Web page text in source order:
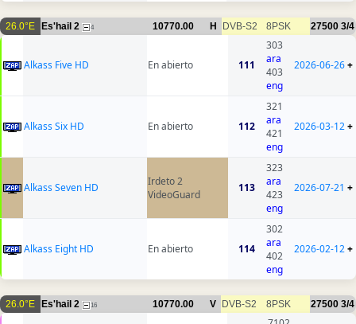
26.0°E Es'hail 2 4 10770.00 H DVB-S2 8PSK 27500 3/4
Alkass Five HD En abierto 111
303
ara
403
eng
2026-06-26+
Alkass Six HD En abierto 112
321
ara
421
eng
2026-03-12+
Alkass Seven HD
Irdeto 2
VideoGuard
113
323
ara
423
eng
2026-07-21 +
Alkass Eight HD En abierto 114
302
ara
402
eng
2026-02-12+
26.0°E Es'hail 2 16 10770.00 V DVB-S2 8PSK 27500 3/4